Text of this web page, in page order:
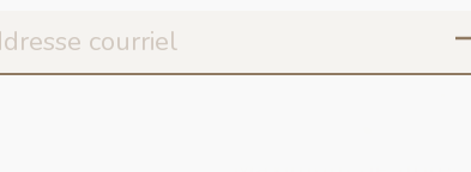
Minimum de
Minimum de